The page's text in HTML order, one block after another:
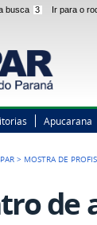
busca 3 Ir para o
Apucarana
> MOSTRA DE
de